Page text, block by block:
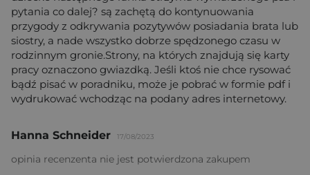
pytania co dalej? są zachętą do kontynuowania
przygody z odkrywania pozytywów posiadania brata lub
siostry, a nade wszystko dobrze spędzonego czasu w
rodzinnym gronie.Strony, na których znajdują się karty
pracy oznaczono gwiazdką. Jeśli ktoś nie chce rysować
bądź pisać w poradniku, może je pobrać w formie pdf i
wydrukować wchodząc na podany adres internetowy.
Hanna Schneider 17/08/2023
opinia recenzenta nie jest potwierdzona zakupem